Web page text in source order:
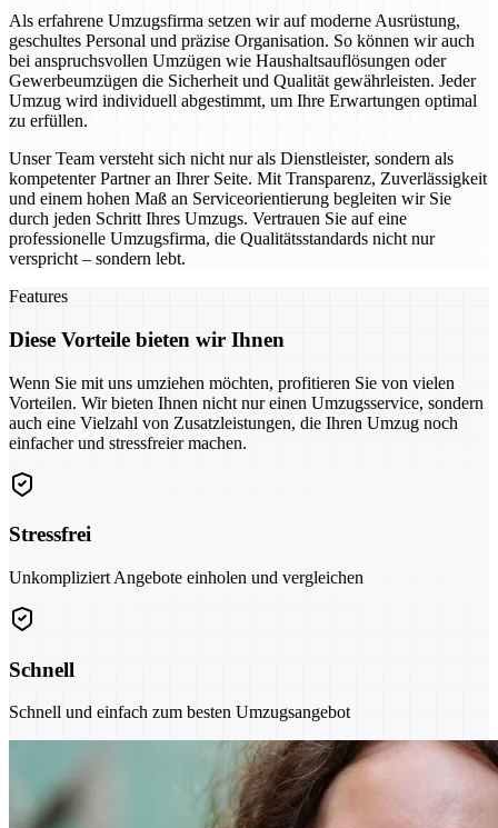
Als erfahrene Umzugsfirma setzen wir auf moderne Ausrüstung,
geschultes Personal und präzise Organisation. So können wir auch
bei anspruchsvollen Umzügen wie Haushaltsauflösungen oder
Gewerbeumzügen die Sicherheit und Qualität gewährleisten. Jeder
Umzug wird individuell abgestimmt, um Ihre Erwartungen optimal
zu erfüllen.
Unser Team versteht sich nicht nur als Dienstleister, sondern als
kompetenter Partner an Ihrer Seite. Mit Transparenz, Zuverlässigkeit
und einem hohen Maß an Serviceorientierung begleiten wir Sie
durch jeden Schritt Ihres Umzugs. Vertrauen Sie auf eine
professionelle Umzugsfirma, die Qualitätsstandards nicht nur
verspricht – sondern lebt.
Features
Diese Vorteile bieten wir Ihnen
Wenn Sie mit uns umziehen möchten, profitieren Sie von vielen
Vorteilen. Wir bieten Ihnen nicht nur einen Umzugsservice, sondern
auch eine Vielzahl von Zusatzleistungen, die Ihren Umzug noch
einfacher und stressfreier machen.
Stressfrei
Unkompliziert Angebote einholen und vergleichen
Schnell
Schnell und einfach zum besten Umzugsangebot